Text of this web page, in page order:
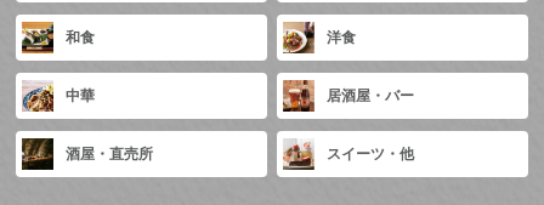
和食 洋食
中華 居酒屋・バー
酒屋・直売所 スイーツ・他